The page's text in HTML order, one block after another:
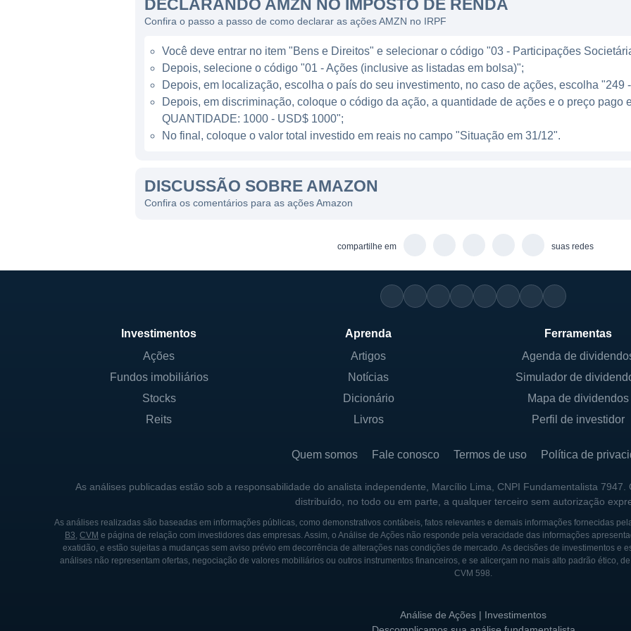
e tecnologia de entrega, incluindo o uso de drones e veículos autônomos, para
que os produtos cheguem rapidamente aos consumidores.
A companhia também é um player importante no setor de entretenimento. Com a
cinema e televisão, a Amazon Studios, a empresa se aventurou na criação de
diretamente com outras plataformas de streaming como Netflix e Disney+. O Prime
assinatura Amazon Prime, se tornou um dos principais serviços de streaming,
oferecendo uma vasta biblioteca de filmes e séries exclusivas.
LINHAS DE NEGÓCIO DA AMAZON
A Amazon opera por meio de diversas linhas de negócios, destacando-se as
Amazon Web Services (AWS):Um dos líderes mundiais em serviços de
uma variedade de soluções de TI e infraestrutura para empresas.
outros benefícios para os membros.
Publicidade:
A Amazon também gera receita por meio de anúncios exibidos em
seu grande tráfego de usuários.
Dispositivos e IoT:
A empresa desenvolve e vende dispositivos eletrônicos
a assistente virtual Alexa.
CONTROLADORES E AÇÕES DA EMPRESA
A Amazon, sendo uma empresa de capital aberto, tem suas ações negociadas na
o código AMZN. O fundador Jeff Bezos é um dos principais acionistas e
do cargo de CEO para se concentrar em novas iniciativas. A estrutura acionária da
combinação de ações comuns e preferenciais, com investidores institucionais e
uma parte significativa do capital acionário.
reinvestimento em novas iniciativas em vez de se concentrar apenas em lucros de
DECLARANDO AMZN NO IMPOSTO DE RENDA
Confira o passo a passo de como declarar as ações AMZN no IRPF
Você deve entrar no item "Bens e Direitos" e selecionar o código "03 - Participações
Depois, selecione o código "01 - Ações (inclusive as listadas em bolsa)";
Depois, em localização, escolha o país do seu investimento, no caso de ações, escolha "249
Depois, em discriminação, coloque o código da ação, a quantidade de ações e o preço pago
QUANTIDADE: 1000 - USD$ 1000";
No final, coloque o valor total investido em reais no campo "Situação em 31/12".
DISCUSSÃO SOBRE AMAZON
Confira os comentários para as ações Amazon
compartilhe em suas redes
Investimentos
Ações
Fundos imobiliários
Stocks
Reits
Aprenda
Artigos
Notícias
Dicionário
Livros
Ferramentas
Agenda de
Simulador de
Mapa de dividendos
Perfil de investidor
Quem somos Fale conosco Termos de uso Política de
As análises publicadas estão sob a responsabilidade do analista independente, Marcílio Lima, CNPI Fundamentalista
distribuído, no todo ou em parte, a qualquer terceiro sem autorização
As análises realizadas são baseadas em informações públicas, como demonstrativos contábeis, fatos relevantes e demais informações fornecidas
B3, CVM e página de relação com investidores das empresas. Assim, o Análise de Ações não responde pela veracidade das informações
exatidão, e estão sujeitas a mudanças sem aviso prévio em decorrência de alterações nas condições de mercado. As decisões de investimentos e
análises não representam ofertas, negociação de valores mobiliários ou outros instrumentos financeiros, e se alicerçam no mais alto padrão ético,
CVM 598.
Análise de Ações | Investimentos